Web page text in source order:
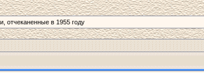
отчеканенные в 1955 году